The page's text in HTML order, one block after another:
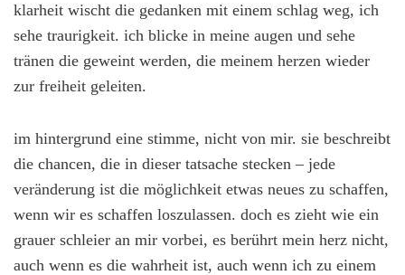
klarheit wischt die gedanken mit einem schlag weg, ich
sehe traurigkeit. ich blicke in meine augen und sehe
tränen die geweint werden, die meinem herzen wieder
zur freiheit geleiten.
im hintergrund eine stimme, nicht von mir. sie beschreibt
die chancen, die in dieser tatsache stecken – jede
veränderung ist die möglichkeit etwas neues zu schaffen,
wenn wir es schaffen loszulassen. doch es zieht wie ein
grauer schleier an mir vorbei, es berührt mein herz nicht,
auch wenn es die wahrheit ist, auch wenn ich zu einem